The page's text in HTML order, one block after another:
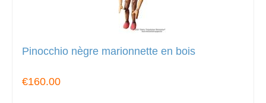
Pinocchio nègre marionnette en bois
€160.00